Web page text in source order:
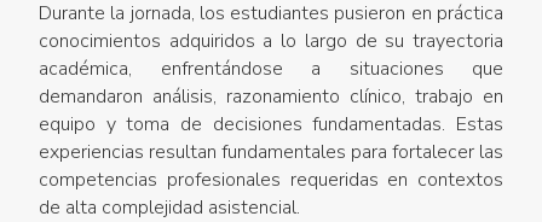
Durante la jornada, los estudiantes pusieron en práctica
conocimientos adquiridos a lo largo de su trayectoria
académica, enfrentándose a situaciones que
demandaron análisis, razonamiento clínico, trabajo en
equipo y toma de decisiones fundamentadas. Estas
experiencias resultan fundamentales para fortalecer las
competencias profesionales requeridas en contextos
de alta complejidad asistencial.